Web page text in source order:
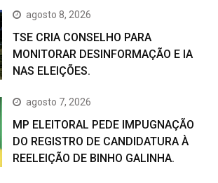
agosto 8, 2026
TSE CRIA CONSELHO PARA
MONITORAR DESINFORMAÇÃO E IA
NAS ELEIÇÕES.
agosto 7, 2026
MP ELEITORAL PEDE IMPUGNAÇÃO
DO REGISTRO DE CANDIDATURA À
REELEIÇÃO DE BINHO GALINHA.